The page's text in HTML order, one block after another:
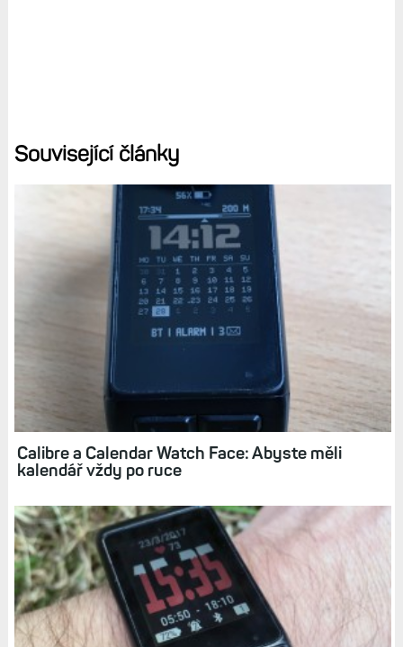
Související články
Calibre a Calendar Watch Face: Abyste měli
kalendář vždy po ruce